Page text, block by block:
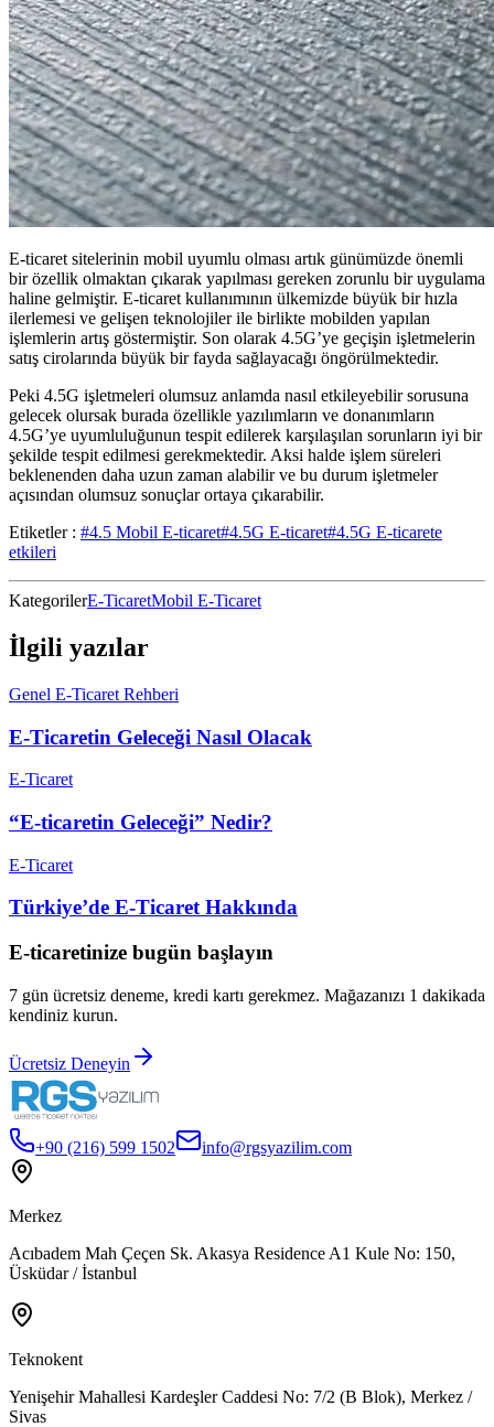
E-ticaret sitelerinin mobil uyumlu olması artık günümüzde önemli
bir özellik olmaktan çıkarak yapılması gereken zorunlu bir uygulama
haline gelmiştir. E-ticaret kullanımının ülkemizde büyük bir hızla
ilerlemesi ve gelişen teknolojiler ile birlikte mobilden yapılan
işlemlerin artış göstermiştir. Son olarak 4.5G’ye geçişin işletmelerin
satış cirolarında büyük bir fayda sağlayacağı öngörülmektedir.
Peki 4.5G işletmeleri olumsuz anlamda nasıl etkileyebilir sorusuna
gelecek olursak burada özellikle yazılımların ve donanımların
4.5G’ye uyumluluğunun tespit edilerek karşılaşılan sorunların iyi bir
şekilde tespit edilmesi gerekmektedir. Aksi halde işlem süreleri
beklenenden daha uzun zaman alabilir ve bu durum işletmeler
açısından olumsuz sonuçlar ortaya çıkarabilir.
Etiketler : #4.5 Mobil E-ticaret#4.5G E-ticaret#4.5G E-ticarete
etkileri
KategorilerE-TicaretMobil E-Ticaret
İlgili yazılar
Genel E-Ticaret Rehberi
E-Ticaretin Geleceği Nasıl Olacak
E-Ticaret
“E-ticaretin Geleceği” Nedir?
E-Ticaret
Türkiye’de E-Ticaret Hakkında
E-ticaretinize bugün başlayın
7 gün ücretsiz deneme, kredi kartı gerekmez. Mağazanızı 1 dakikada
kendiniz kurun.
Ücretsiz Deneyin
+90 (216) 599 1502 info@rgsyazilim.com
Merkez
Acıbadem Mah Çeçen Sk. Akasya Residence A1 Kule No: 150,
Üsküdar / İstanbul
Teknokent
Yenişehir Mahallesi Kardeşler Caddesi No: 7/2 (B Blok), Merkez /
Sivas